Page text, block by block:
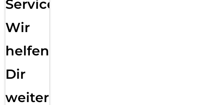
Service:
Wir
helfen
Dir
weiter